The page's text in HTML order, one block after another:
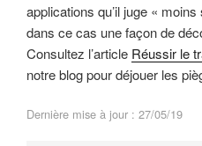
applications qu’il juge «
dans ce cas une façon de
Consultez l’article Réussir le
notre blog pour déjouer les
Dernière mise à jour : 27/05/19